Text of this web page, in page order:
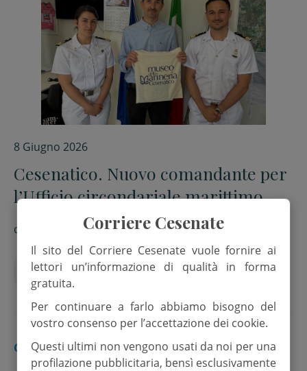
8 Giugno 2026
Cesenatico. Nuovo comandante per
l’Ufficio circondariale marittimo
di
cesenatico Guardia costiera
CESENATICO
Corriere Cesenate
Il sito del Corriere Cesenate vuole fornire ai
lettori un’informazione di qualità in forma
gratuita.
Per continuare a farlo abbiamo bisogno del
vostro consenso per l’accettazione dei cookie.
Questi ultimi non vengono usati da noi per una
profilazione pubblicitaria, bensì esclusivamente